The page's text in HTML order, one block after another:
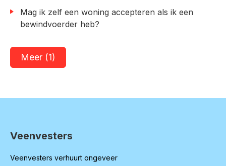
Mag ik zelf een woning accepteren als ik een
bewindvoerder heb?
Meer (1)
Contactinformatie
Veenvesters
Veenvesters verhuurt ongeveer